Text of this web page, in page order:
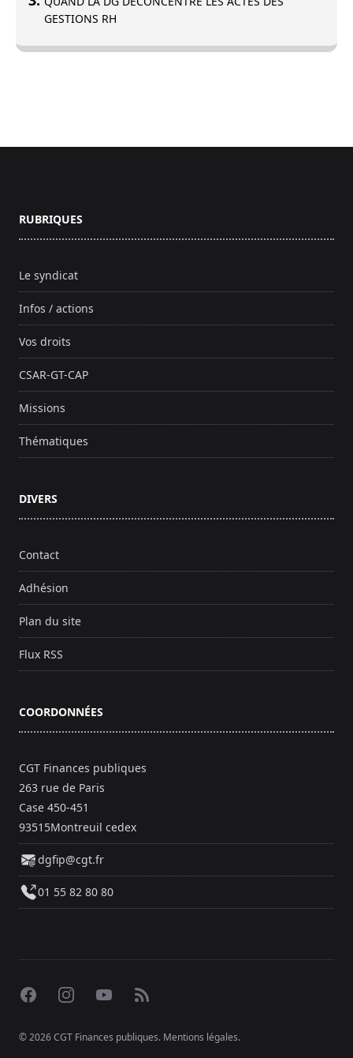
GESTIONS RH
RUBRIQUES
Le syndicat
Infos / actions
Vos droits
CSAR-GT-CAP
Missions
Thématiques
DIVERS
Contact
Adhésion
Plan du site
Flux RSS
COORDONNÉES
CGT Finances publiques
263 rue de Paris
Case 450-451
93515Montreuil cedex
dgfip@cgt.fr
01 55 82 80 80
FacebookInstagramYouTube
RSS
© 2026 CGT Finances publiques. Mentions légales.